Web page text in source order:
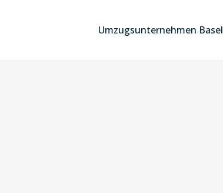
Umzugsunternehmen Basel